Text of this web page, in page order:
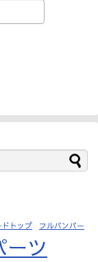
ドトップ フルバンパー
ーツ